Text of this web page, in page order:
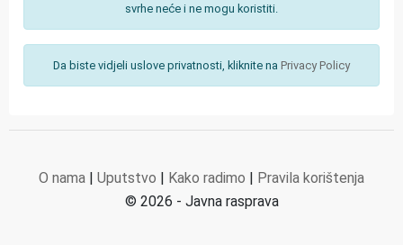
svrhe neće i ne mogu koristiti.
Da biste vidjeli uslove privatnosti, kliknite na Privacy Policy
O nama | Uputstvo | Kako radimo | Pravila korištenja
© 2026 - Javna rasprava